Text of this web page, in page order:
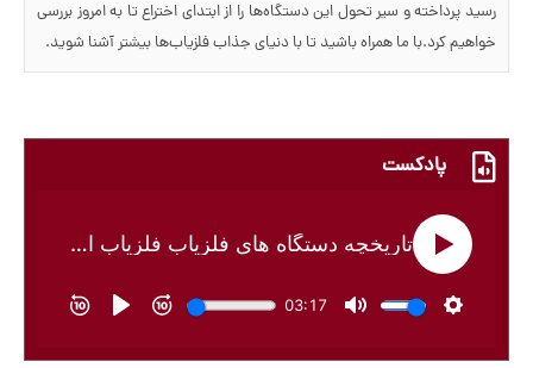
رسید پرداخته و سیر تحول این دستگاه‌ها را از ابتدای اختراع تا به امروز بررسی
خواهیم کرد.با ما همراه باشید تا با دنیای جذاب فلزیاب‌ها بیشتر آشنا شوید.
پادکست